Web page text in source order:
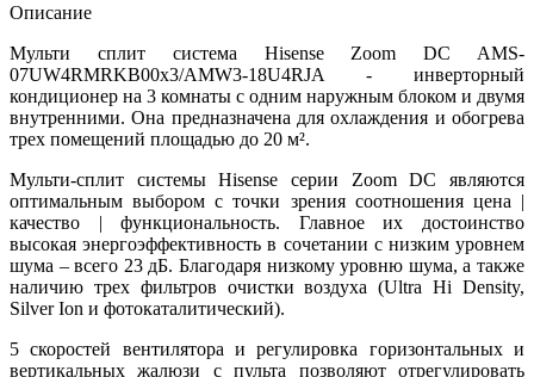
Описание
Мульти сплит система Hisense Zoom DC AMS-
07UW4RMRKB00х3/AMW3-18U4RJA - инверторный
кондиционер на 3 комнаты с одним наружным блоком и двумя
внутренними. Она предназначена для охлаждения и обогрева
трех помещений площадью до 20 м².
Мульти-сплит системы Hisense серии Zoom DC являются
оптимальным выбором с точки зрения соотношения цена |
качество | функциональность. Главное их достоинство
высокая энергоэффективность в сочетании с низким уровнем
шума – всего 23 дБ. Благодаря низкому уровню шума, а также
наличию трех фильтров очистки воздуха (Ultra Hi Density,
Silver Ion и фотокаталитический).
5 скоростей вентилятора и регулировка горизонтальных и
вертикальных жалюзи с пульта позволяют отрегулировать